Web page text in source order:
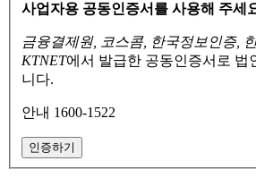
사업자용 공동인증서를 사용해 주세
금융결제원, 코스콤, 한국정보인증,
KTNET에서 발급한 공동인증서로 법
니다.
안내 1600-1522
인증하기